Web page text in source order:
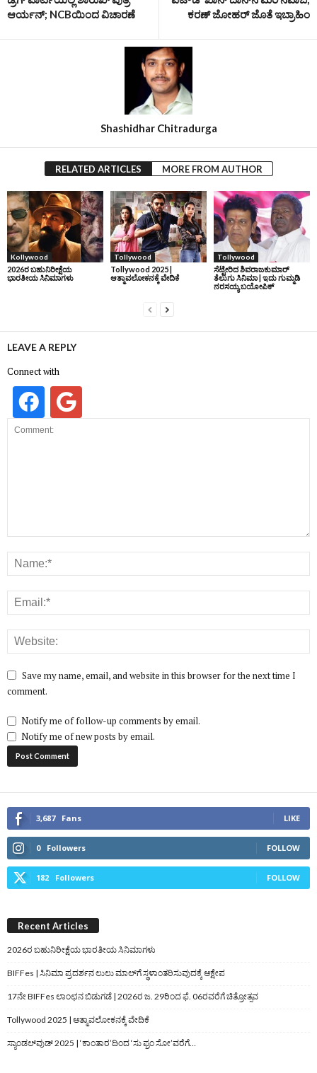
ಆರ್ಯನ್; NCBಯಿಂದ ವಿಚಾರಣೆ
ಕರಣ್ ಜೋಹರ್ ಜೊತೆ ಇಬ್ರಾಹಿಂ
Shashidhar Chitradurga
RELATED ARTICLES MORE FROM AUTHOR
Kollywood
2026ರ ಬಹುನಿರೀಕ್ಷೆಯ
ಭಾರತೀಯ ಸಿನಿಮಾಗಳು
Tollywood
Tollywood 2025 |
ಆತ್ಮಾವಲೋಕನಕ್ಕೆ ವೇದಿಕೆ
Tollywood
ಸೆಟ್ಟೇರಿದ ಶಿವರಾಜಕುಮಾರ್‌
ತೆಲುಗು ಸಿನಿಮಾ | ಇದು ಗುಮ್ಮಡಿ
ನರಸಯ್ಯ ಬಯೋಪಿಕ್‌
LEAVE A REPLY
Connect with
Save my name, email, and website in this browser for the next time I
comment.
Notify me of follow-up comments by email.
Notify me of new posts by email.
3,687 Fans LIKE
0 Followers FOLLOW
182 Followers FOLLOW
Recent Articles
2026ರ ಬಹುನಿರೀಕ್ಷೆಯ ಭಾರತೀಯ ಸಿನಿಮಾಗಳು
BIFFes | ಸಿನಿಮಾ ಪ್ರದರ್ಶನ ಲುಲು ಮಾಲ್‌ಗೆ ಸ್ಥಳಾಂತರಿಸುವುದಕ್ಕೆ ಆಕ್ಷೇಪ
17ನೇ BIFFes ಲಾಂಛನ ಬಿಡುಗಡೆ | 2026ರ ಜ. 29ರಿಂದ ಫೆ. 06ರವರೆಗೆ ಚಿತ್ರೋತ್ಸವ
Tollywood 2025 | ಆತ್ಮಾವಲೋಕನಕ್ಕೆ ವೇದಿಕೆ
ಸ್ಯಾಂಡಲ್‌ವುಡ್‌ 2025 | ‘ಕಾಂತಾರ’ದಿಂದ ‘ಸು ಫ್ರಂ ಸೋ’ವರೆಗೆ…